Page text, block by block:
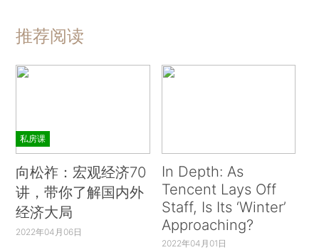
推荐阅读
私房课
向松祚：宏观经济70
讲，带你了解国内外
经济大局
2022年04月06日
In Depth: As
Tencent Lays Off
Staff, Is Its ‘Winter’
Approaching?
2022年04月01日